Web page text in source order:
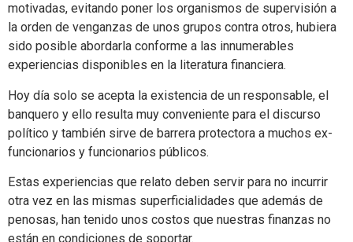
motivadas, evitando poner los organismos de supervisión a
la orden de venganzas de unos grupos contra otros, hubiera
sido posible abordarla conforme a las innumerables
experiencias disponibles en la literatura financiera.
Hoy día solo se acepta la existencia de un responsable, el
banquero y ello resulta muy conveniente para el discurso
político y también sirve de barrera protectora a muchos ex-
funcionarios y funcionarios públicos.
Estas experiencias que relato deben servir para no incurrir
otra vez en las mismas superficialidades que además de
penosas, han tenido unos costos que nuestras finanzas no
están en condiciones de soportar.